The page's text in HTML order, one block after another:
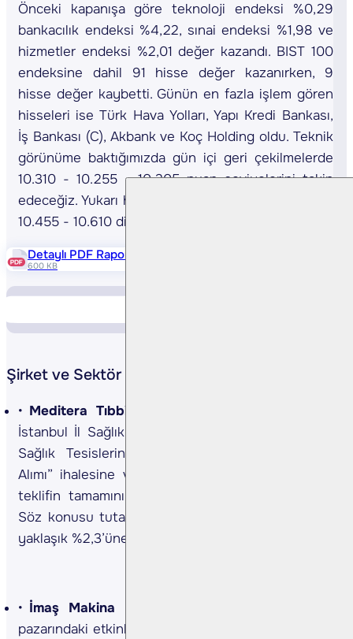
Önceki kapanışa göre teknoloji endeksi %0,29
bankacılık endeksi %4,22, sınai endeksi %1,98 ve
hizmetler endeksi %2,01 değer kazandı. BIST 100
endeksine dahil 91 hisse değer kazanırken, 9
hisse değer kaybetti. Günün en fazla işlem gören
hisseleri ise Türk Hava Yolları, Yapı Kredi Bankası,
İş Bankası (C), Akbank ve Koç Holding oldu. Teknik
görünüme baktığımızda gün içi geri çekilmelerde
10.310 - 10.255 - 10.205 puan seviyelerini takip
edeceğiz. Yukarı hareketlerde ise sırasıyla 10.375 -
10.455 - 10.610 direnç seviyeleri olarak izlenebilir.
Detaylı PDF Raporu
600 KB
Şirket ve Sektör Haberleri
Meditera Tıbbi Malzeme <MEDTR TI>
İstanbul İl Sağlık Müdürlüğü’nün “KHHB-4’e Bağlı
Sağlık Tesislerinin Cihaza Bağlı Sarf Malzeme
Alımı” ihalesine verdiği 29,96 mn TL tutarındaki
teklifin tamamının lehine sonuçlandığını açıkladı.
Söz konusu tutar, şirketin son 12 aylık cirosunun
yaklaşık %2,3’üne denk gelmektedir. (Kaynak: KAP)
İmaş Makina <IMASM TI>
pazarındaki etkinliğini artırmak amacıyla Nijerya’da